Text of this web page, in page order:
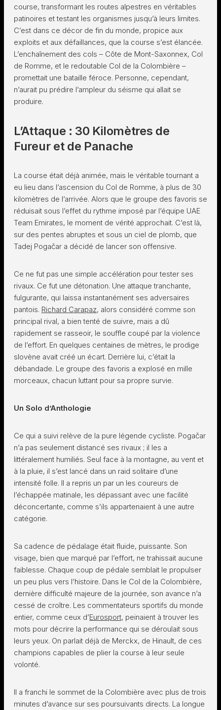
course, transformant les routes alpestres en véritables
patinoires et testant les organismes jusqu’à leurs limites.
C’est dans ce décor de fin du monde, propice aux
exploits et aux défaillances, que la course s’est élancée.
L’enchaînement des cols – Côte de Mont-Saxonnex, Col
de Romme, et le redoutable Col de la Colombière –
promettait une bataille féroce. Personne, cependant,
n’aurait pu prédire l’ampleur du séisme qui allait se
produire.
L’Attaque : 30 Kilomètres de
Fureur et de Panache
La course était déjà animée, mais le véritable tournant a
eu lieu dans l’ascension du Col de Romme, à plus de 30
kilomètres de l’arrivée. Alors que le groupe des favoris se
réduisait sous l’effet du rythme imposé par l’équipe UAE
Team Emirates, le moment de vérité approchait. C’est là,
sur des pentes abruptes et sous un ciel de plomb, que
Tadej Pogačar a décidé de lancer son offensive.
Ce ne fut pas une simple accélération pour tester ses
rivaux. Ce fut une détonation. Une attaque tranchante,
fulgurante, qui laissa instantanément ses adversaires
pantois. Richard Carapaz, alors considéré comme son
principal rival, a bien tenté de suivre, mais a dû
rapidement se rasseoir, le souffle coupé par la violence
de l’effort. En quelques centaines de mètres, le prodige
slovène avait créé un écart. Derrière lui, c’était la
débandade. Le groupe des favoris a explosé en mille
morceaux, chacun luttant pour sa propre survie.
Un Solo d’Anthologie
Ce qui a suivi relève de la pure légende cycliste. Pogačar
n’a pas seulement distancé ses rivaux ; il les a
littéralement humiliés. Seul face à la montagne, au vent et
à la pluie, il s’est lancé dans un raid solitaire d’une
intensité folle. Il a repris un par un les coureurs de
l’échappée matinale, les dépassant avec une facilité
déconcertante, comme s’ils appartenaient à une autre
catégorie.
Sa cadence de pédalage était fluide, puissante. Son
visage, bien que marqué par l’effort, ne trahissait aucune
faiblesse. Chaque coup de pédale semblait le propulser
un peu plus vers l’histoire. Dans le Col de la Colombière,
dernière difficulté majeure de la journée, son avance n’a
cessé de croître. Les commentateurs sportifs du monde
entier, comme ceux d’Eurosport, peinaient à trouver les
mots pour décrire la performance qui se déroulait sous
leurs yeux. On parlait déjà de Merckx, de Hinault, de ces
champions capables de plier la course à leur seule
volonté.
Il a franchi le sommet de la Colombière avec plus de trois
minutes d’avance sur ses poursuivants directs. La longue